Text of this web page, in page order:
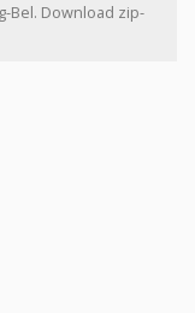
Bel. Download zip-